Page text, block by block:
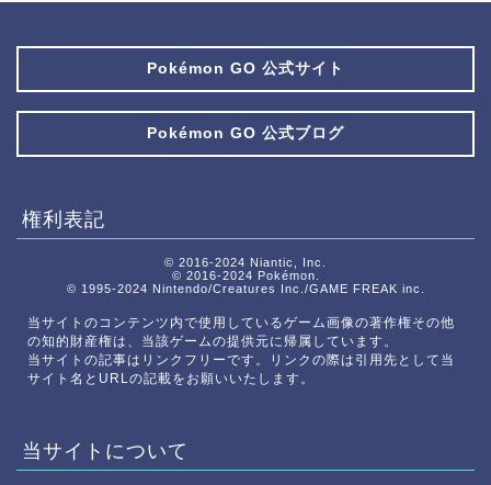
Pokémon GO 公式サイト
Pokémon GO 公式ブログ
権利表記
© 2016-2024 Niantic, Inc.
© 2016-2024 Pokémon.
© 1995-2024 Nintendo/Creatures Inc./GAME FREAK inc.
当サイトのコンテンツ内で使用しているゲーム画像の著作権その他
の知的財産権は、当該ゲームの提供元に帰属しています。
当サイトの記事はリンクフリーです。リンクの際は引用先として当
サイト名とURLの記載をお願いいたします。
当サイトについて